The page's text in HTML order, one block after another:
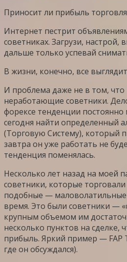
Приносит ли прибыль
Интернет пестрит
советниках. Загрузи, настрой,
дальше только успевай
В жизни, конечно, все
И проблема даже не в том,
неработающие советники.
форексе тенденции
сегодня найти определенный
(Торговую Систему), который
завтра он уже работать не
тенденция поменялась.
Несколько лет назад на моей
советники, которые торговали
подобные —
время. Это были советники —
крупным объемом им
несколько пунктов на сделке,
прибыль. Яркий пример — FAP
где он обсуждался).